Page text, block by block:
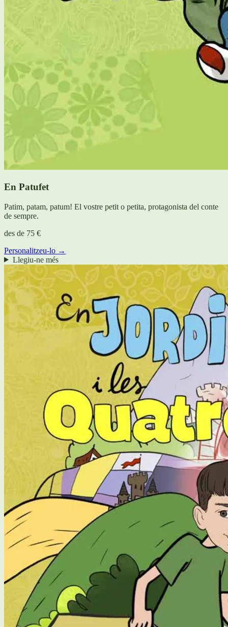
En Patufet
Patim, patam, patum! El vostre petit o petita, protagonista del conte
de sempre.
des de 75 €
Personalitzeu-lo →
Llegiu-ne més